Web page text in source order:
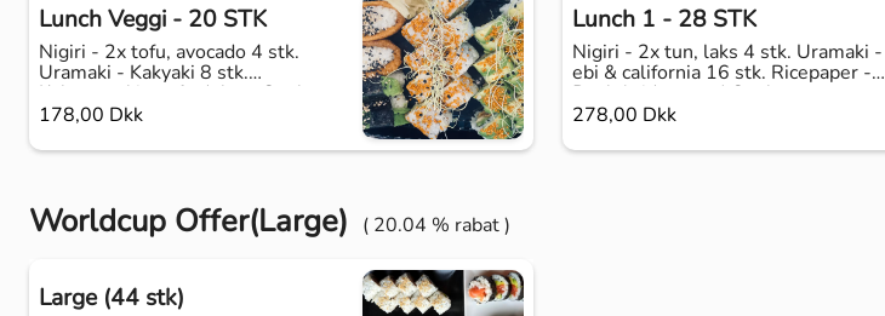
Lunch Veggi - 20 STK
Nigiri - 2x tofu, avocado 4 stk.
Uramaki - Kakyaki 8 stk.
Kaburamaki - tofu deluxe 8 stk.
178,00 Dkk
Lunch 1 - 28 STK
Nigiri - 2x tun, laks 4 stk. Uramaki -
ebi & california 16 stk. Ricepaper -
Duck ( side goma) 8 stk.
278,00 Dkk
Worldcup Offer(Large) ( 20.04 % rabat )
Large (44 stk)